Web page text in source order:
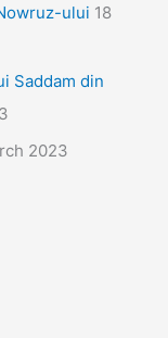
ului 18
Saddam din
2023